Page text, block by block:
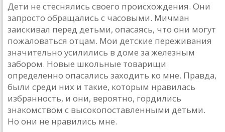
Дети не стеснялись своего происхождения. Они
запросто обращались с часовыми. Мичман
заискивал перед детьми, опасаясь, что они могут
пожаловаться отцам. Мои детские переживания
значительно усилились в доме за железным
забором. Новые школьные товарищи
определенно опасались заходить ко мне. Правда,
были среди них и такие, которым нравилась
избранность, и они, вероятно, гордились
знакомством с высокопоставленными детьми.
Но они не нравились мне.